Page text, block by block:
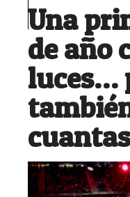
Una
de año
luces…